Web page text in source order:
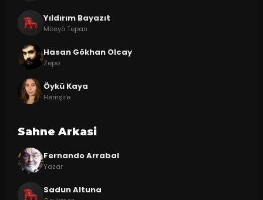
Yıldırım Bayazıt
Mösyö Tepan
Hasan Gökhan Olcay
Zepo
Öykü Kaya
Hemşire
Sahne Arkasi
Fernando Arrabal
Yazar
Sadun Altuna